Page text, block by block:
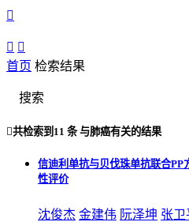

 
首页 检索结果
搜索
共检索到 11 条与肺癌有关的结果
信迪利单抗与贝伐珠单抗联合PP
性评价
沈俊杰 金建伟 阮泽坤 张卫